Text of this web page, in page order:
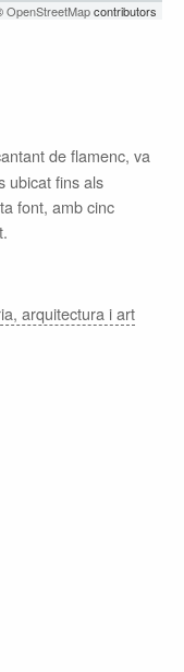
OpenStreetMapcontributors
de flamenc, va
ubicat fins als
font, amb cinc
arquitectura i art